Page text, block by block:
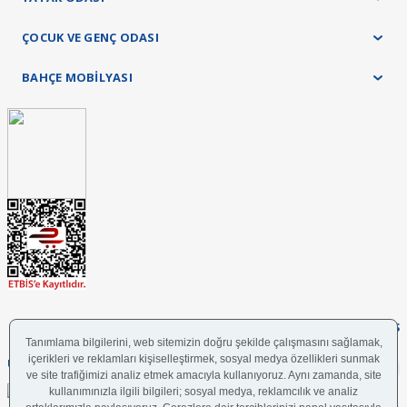
ÇOCUK VE GENÇ ODASI
BAHÇE MOBİLYASI
UYGULAMAMIZI İNDİRİN
FOLLOW US